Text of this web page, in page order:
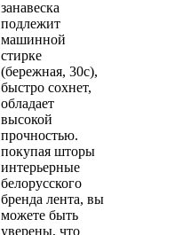
занавеска
подлежит
машинной
стирке
(бережная, 30с),
быстро сохнет,
обладает
высокой
прочностью.
покупая шторы
интерьерные
белорусского
бренда лента, вы
можете быть
уверены, что